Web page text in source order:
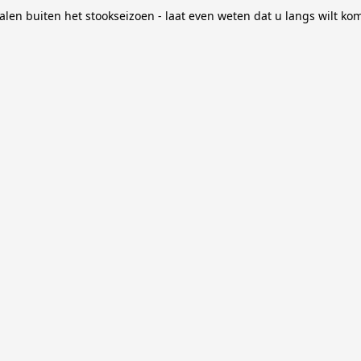
buiten het stookseizoen - laat even weten dat u langs wilt